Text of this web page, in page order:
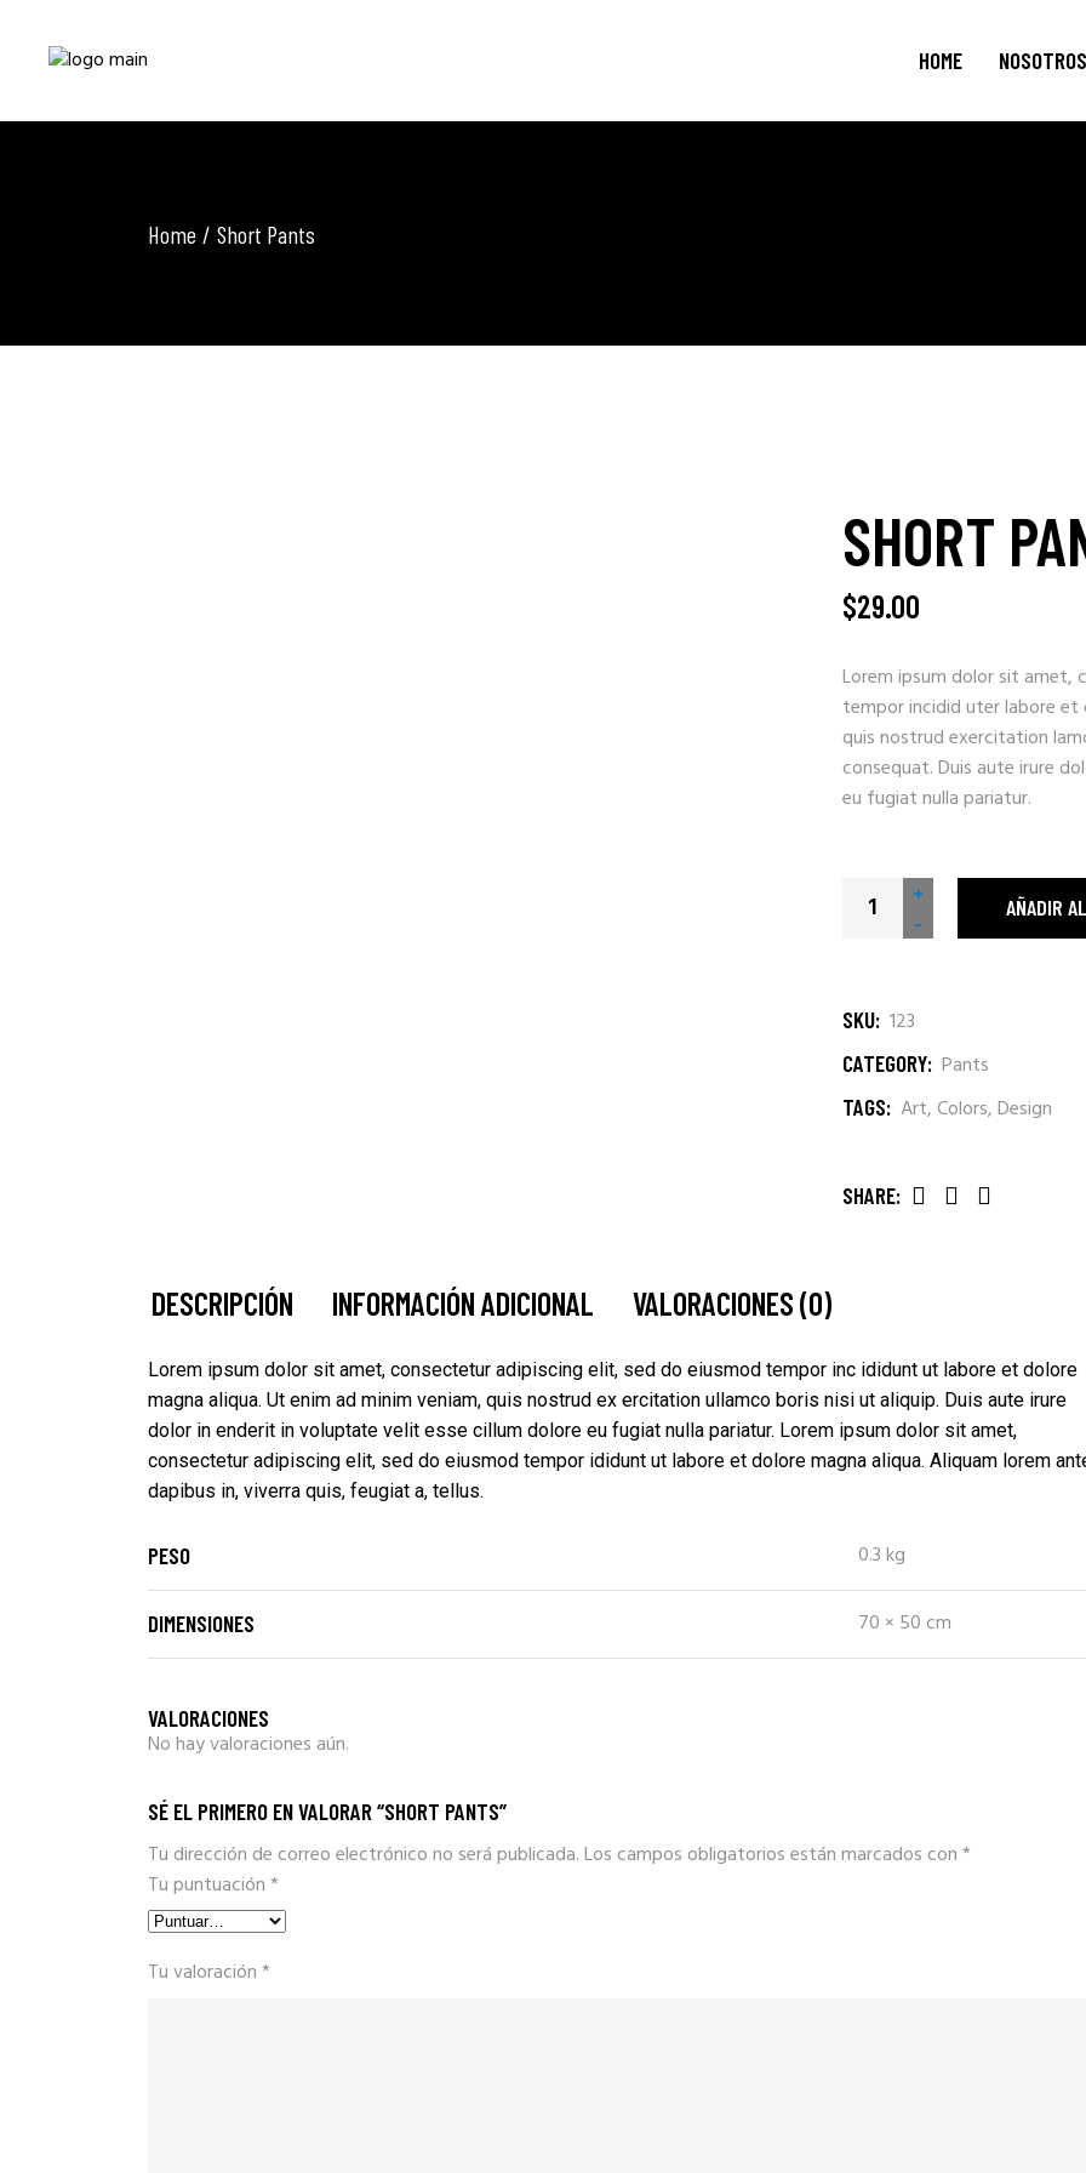
HOME NOSOTROS
Home Short Pants
SHORT
$29.00
Lorem ipsum dolor sit amet,
tempor incidid uter labore et
quis nostrud exercitation
consequat. Duis aute irure
eu fugiat nulla pariatur.
Short Pants quantity
-
+ AÑADIR
SKU: 123
CATEGORY: Pants
TAGS: Art,Colors,Design
SHARE:
DESCRIPCIÓN INFORMACIÓN ADICIONAL VALORACIONES (0)
Lorem ipsum dolor sit amet, consectetur adipiscing elit, sed do eiusmod tempor inc ididunt ut labore et dolore
magna aliqua. Ut enim ad minim veniam, quis nostrud ex ercitation ullamco boris nisi ut aliquip. Duis aute irure
dolor in enderit in voluptate velit esse cillum dolore eu fugiat nulla pariatur. Lorem ipsum dolor sit amet,
consectetur adipiscing elit, sed do eiusmod tempor ididunt ut labore et dolore magna aliqua. Aliquam lorem
dapibus in, viverra quis, feugiat a, tellus.
PESO 0.3 kg
DIMENSIONES 70 × 50 cm
VALORACIONES
No hay valoraciones aún.
SÉ EL PRIMERO EN VALORAR “SHORT PANTS”
Tu dirección de correo electrónico no será publicada.Los campos obligatorios están marcados con*
Tu puntuación*
Tu valoración*